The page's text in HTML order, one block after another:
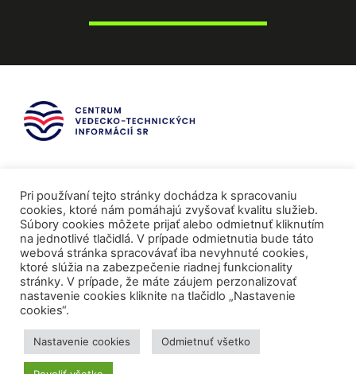
Mediálni partneri
Pri používaní tejto stránky dochádza k spracovaniu
cookies, ktoré nám pomáhajú zvyšovať kvalitu služieb.
Súbory cookies môžete prijať alebo odmietnuť kliknutím
na jednotlivé tlačidlá. V prípade odmietnutia bude táto
webová stránka spracovávať iba nevyhnuté cookies,
ktoré slúžia na zabezpečenie riadnej funkcionality
stránky. V prípade, že máte záujem perzonalizovať
nastavenie cookies kliknite na tlačidlo „Nastavenie
cookies“.
Nastavenie cookies Odmietnuť všetko